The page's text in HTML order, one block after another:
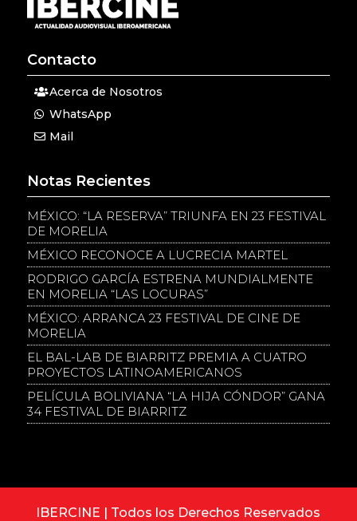
Contacto
Acerca de Nosotros
WhatsApp
Mail
Notas Recientes
MÉXICO: “LA RESERVA” TRIUNFA EN 23 FESTIVAL
DE MORELIA
MÉXICO RECONOCE A LUCRECIA MARTEL
RODRIGO GARCÍA ESTRENA MUNDIALMENTE
EN MORELIA “LAS LOCURAS”
MÉXICO: ARRANCA 23 FESTIVAL DE CINE DE
MORELIA
EL BAL-LAB DE BIARRITZ PREMIA A CUATRO
PROYECTOS LATINOAMERICANOS
PELÍCULA BOLIVIANA “LA HIJA CÓNDOR” GANA
34 FESTIVAL DE BIARRITZ
IBERCINE | Todos los Derechos Reservados